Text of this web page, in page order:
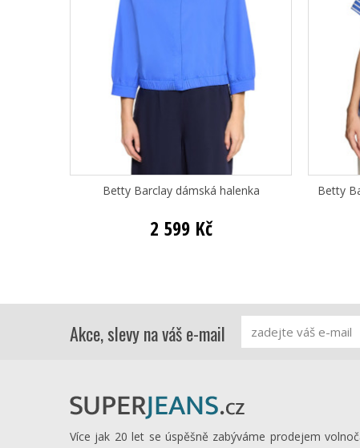
Betty Barclay dámská halenka
2 599 Kč
Betty
Akce, slevy na váš e-mail
Více jak 20 let se úspěšně zabýváme prodejem